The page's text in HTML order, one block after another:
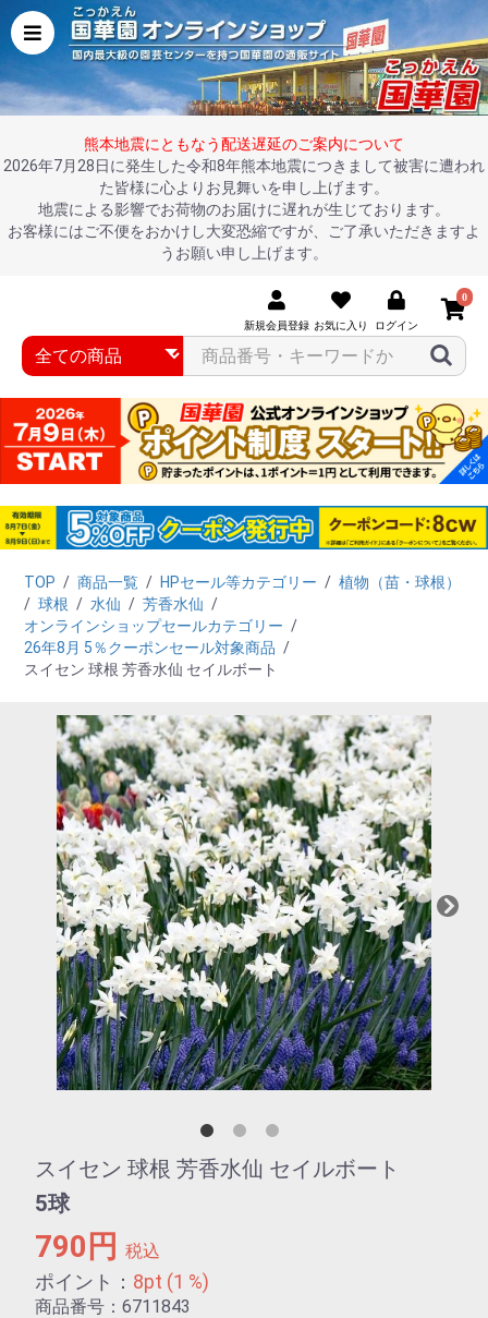
熊本地震にともなう配送遅延のご案内について
2026年7月28日に発生した令和8年熊本地震につきまして被害に遭われ
た皆様に心よりお見舞いを申し上げます。
地震による影響でお荷物のお届けに遅れが生じております。
お客様にはご不便をおかけし大変恐縮ですが、ご了承いただきますよ
うお願い申し上げます。
新規会員登録 お気に入り ログイン
0
TOP / 商品一覧 / HPセール等カテゴリー / 植物（苗・球根）
/ 球根 / 水仙 / 芳香水仙 /
オンラインショップセールカテゴリー /
26年8月 5％クーポンセール対象商品 /
スイセン 球根 芳香水仙 セイルボート
スイセン 球根 芳香水仙 セイルボート
5球
790円 税込
ポイント： 8pt (1 %)
商品番号：6711843